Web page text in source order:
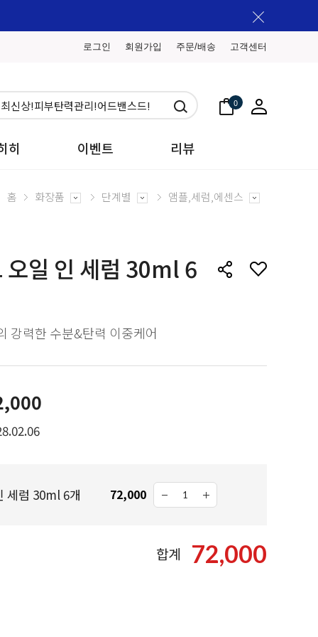
로그인 회원가입 주문/배송 고객센터
0
히 이벤트 리뷰
홈 화장품 단계별 앰플,세럼,에센스
오일 인 세럼 30ml 6
강력한 수분&탄력 이중케어
세럼 30ml 6개 72,000
합계 72,000